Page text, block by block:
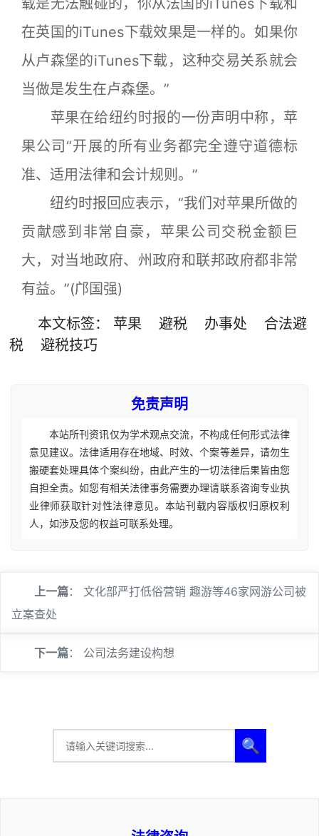
载是无法触碰的，你从法国的iTunes下载和
在英国的iTunes下载效果是一样的。如果你
从卢森堡的iTunes下载，这种交易关系就会
当做是发生在卢森堡。”
苹果在给纽约时报的一份声明中称，苹
果公司“开展的所有业务都完全遵守道德标
准、适用法律和会计规则。”
纽约时报回应表示，“我们对苹果所做的
贡献感到非常自豪，苹果公司交税金额巨
大，对当地政府、州政府和联邦政府都非常
有益。”(邝国强)
本文标签： 苹果 避税 办事处
合法避
税
避税技巧
免责声明
本站所刊资讯仅为学术观点交流，不构成任何形式法律
意见建议。法律适用存在地域、时效、个案等差异，请勿生
搬硬套处理具体个案纠纷，由此产生的一切法律后果皆由您
自担全责。如您有相关法律事务需要办理请联系咨询专业执
业律师获取针对性法律意见。本站刊载内容版权归原权利
人，如涉及您的权益可联系处理。
上一篇： 文化部严打低俗营销 趣游等46家网游公司被
立案查处
下一篇： 公司法务建设构想
🔍